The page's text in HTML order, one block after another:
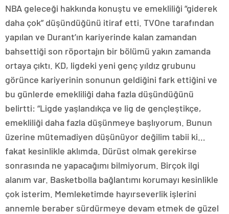
NBA geleceği hakkında konuştu ve emekliliği “giderek
daha çok” düşündüğünü itiraf etti. TVOne tarafından
yapılan ve Durant’ın kariyerinde kalan zamandan
bahsettiği son röportajın bir bölümü yakın zamanda
ortaya çıktı. KD, ligdeki yeni genç yıldız grubunu
görünce kariyerinin sonunun geldiğini fark ettiğini ve
bu günlerde emekliliği daha fazla düşündüğünü
belirtti: “Ligde yaşlandıkça ve lig de gençleştikçe,
emekliliği daha fazla düşünmeye başlıyorum. Bunun
üzerine mütemadiyen düşünüyor değilim tabii ki…
fakat kesinlikle aklımda. Dürüst olmak gerekirse
sonrasında ne yapacağımı bilmiyorum. Birçok ilgi
alanım var. Basketbolla bağlantımı korumayı kesinlikle
çok isterim. Memleketimde hayırseverlik işlerini
annemle beraber sürdürmeye devam etmek de güzel